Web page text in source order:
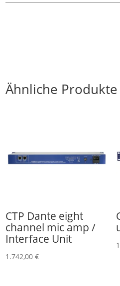
Ähnliche Produkte
CTP Dante eight
channel mic amp /
Interface Unit
1.742,00€